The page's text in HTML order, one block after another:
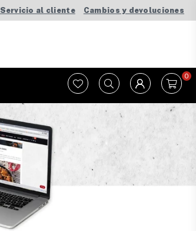
Servicio al cliente Cambios y devoluciones
0